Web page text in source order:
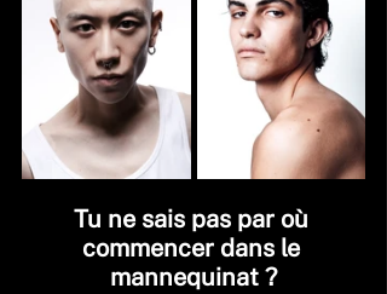
Tu ne sais pas par où
commencer dans le
mannequinat ?